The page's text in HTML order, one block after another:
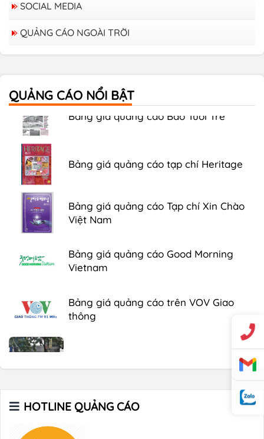
SOCIAL MEDIA
QUẢNG CÁO NGOÀI TRỜI
QUẢNG CÁO NỔI BẬT
Bảng giá quảng cáo tạp chí Heritage
Bảng giá quảng cáo Tạp chí Xin Chào
Việt Nam
Bảng giá quảng cáo Good Morning
Vietnam
Bảng giá quảng cáo trên VOV Giao
thông
Bảng giá quảng cáo Báo Tuổi Trẻ
HOTLINE QUẢNG CÁO